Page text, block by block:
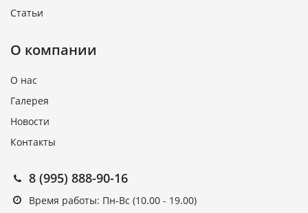
Статьи
О компании
О нас
Галерея
Новости
Контакты
8 (995) 888-90-16
Время работы: Пн-Вс (10.00 - 19.00)